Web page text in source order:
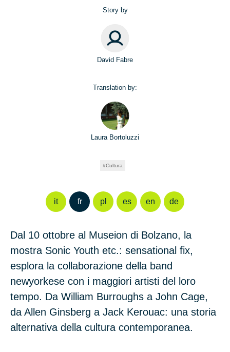
Story by
David Fabre
Translation by:
Laura Bortoluzzi
Cultura
it fr pl es en de
Dal 10 ottobre al Museion di Bolzano, la
mostra Sonic Youth etc.: sensational fix,
esplora la collaborazione della band
newyorkese con i maggiori artisti del loro
tempo. Da William Burroughs a John Cage,
da Allen Ginsberg a Jack Kerouac: una storia
alternativa della cultura contemporanea.